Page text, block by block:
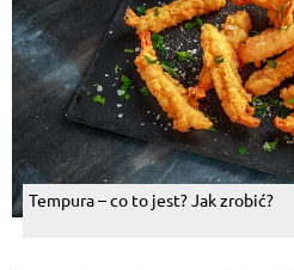
Tempura – co to jest? Jak zrobić?